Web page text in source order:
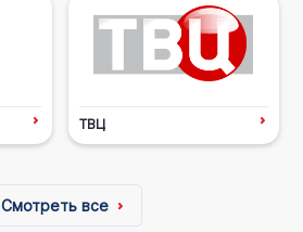
ТВЦ
Смотреть все